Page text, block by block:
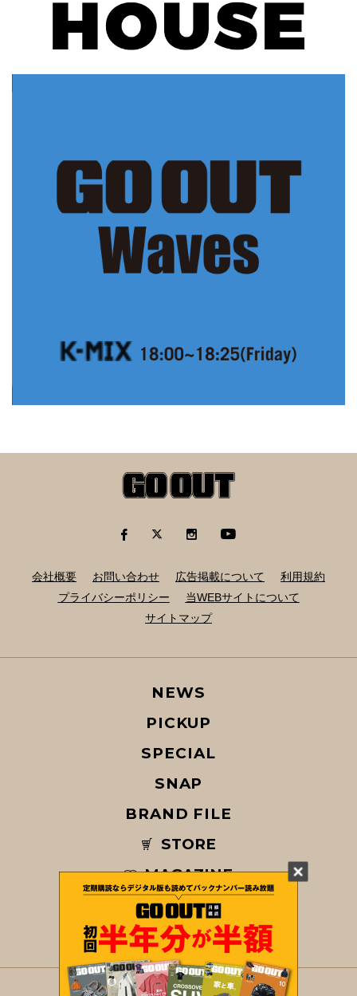
会社概要 お問い合わせ 広告掲載について
利用規約
プライバシーポリシー
当WEBサイトについて
サイトマップ
NEWS
PICKUP
SPECIAL
SNAP
BRAND FILE
STORE
MAGAZINE